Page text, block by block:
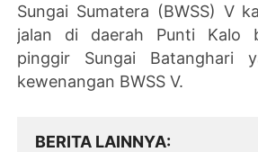
Sungai Sumatera (BWSS) V
jalan di daerah Punti Kalo
pinggir Sungai Batanghari
kewenangan BWSS V.
BERITA LAINNYA